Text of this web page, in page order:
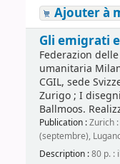
Ajouter à
Gli emigrati
Federazion
umanitaria
CGIL, sede
Zurigo ; I
Ballmoos.
Publication :Zurich
(septembre),
Description :80 p. :